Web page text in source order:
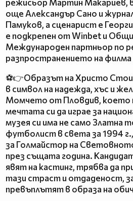
режисьор Мартин Макариев,
още Александър Сано и
Памуков, а сценарист е
е подкрепен от Winbet и
Международен партньор по
разпространението на филма
⚽👉Образът на Христо
в символ на надежда, хъс и
Момчето от Пловдив, което
мечтата си да играе за
музея си има не само Златна
футболист в света за 1994
за Голмайстор на
през същата година.
явят на кастинг, трябва да
тази страст и отдаденост,
превъплътят в образа на